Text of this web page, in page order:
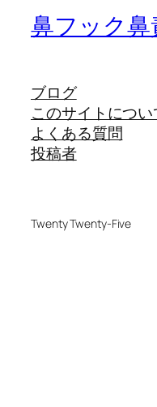
鼻フック鼻
ブログ
このサイトについ
よくある質問
投稿者
Twenty Twenty-Five